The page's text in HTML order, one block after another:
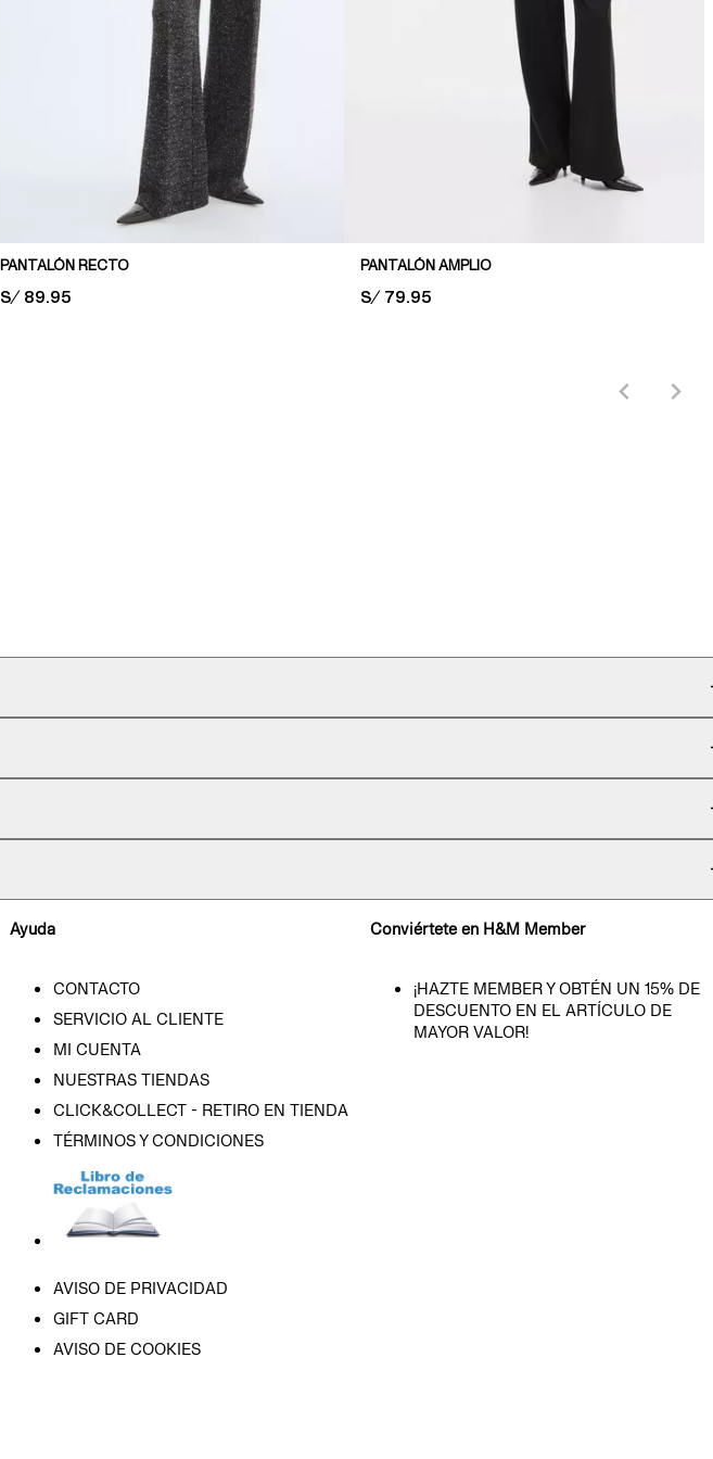
PANTALÓN RECTO
PRICE:
S/ 89.95
PANTALÓN AMPLIO
PRICE:
S/ 79.95
Ayuda
CONTACTO
SERVICIO AL CLIENTE
MI CUENTA
NUESTRAS TIENDAS
CLICK&COLLECT - RETIRO EN TIENDA
TÉRMINOS Y CONDICIONES
AVISO DE PRIVACIDAD
GIFT CARD
AVISO DE COOKIES
Conviértete en H&M Member
¡HAZTE MEMBER Y OBTÉN UN 15% DE
DESCUENTO EN EL ARTÍCULO DE
MAYOR VALOR!